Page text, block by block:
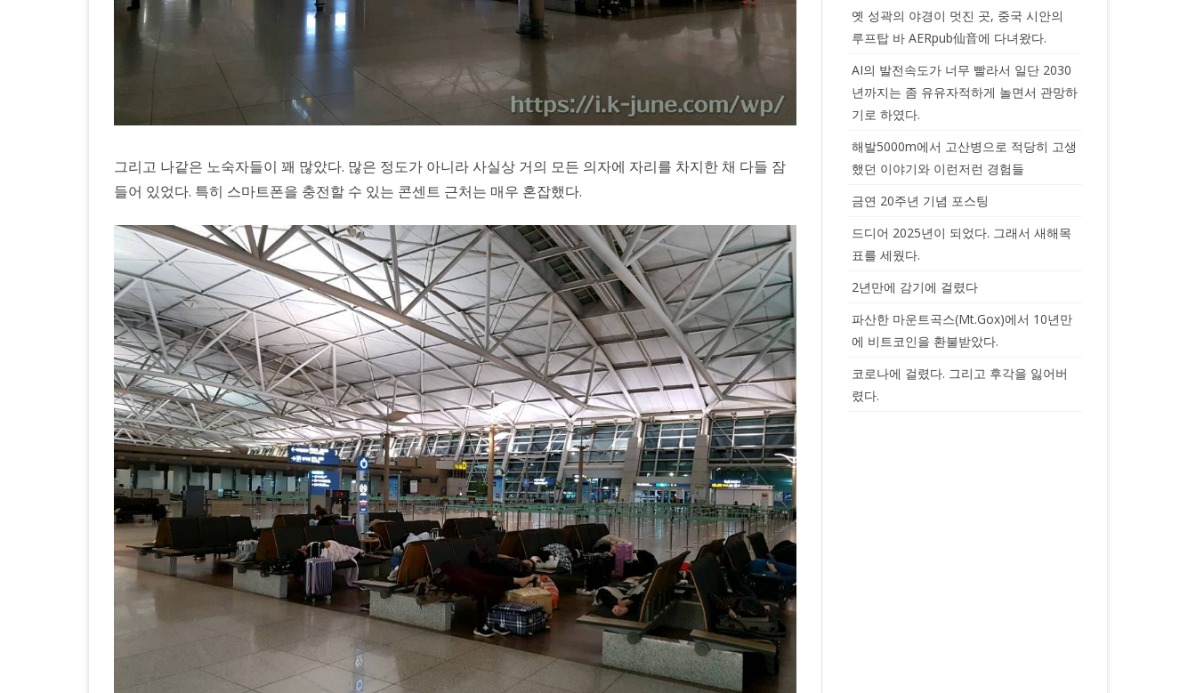
그리고 나같은 노숙자들이 꽤 많았다. 많은 정도가 아니라 사실상 거의 모든 의자에 자리를 차지한 채 다들 잠
들어 있었다. 특히 스마트폰을 충전할 수 있는 콘센트 근처는 매우 혼잡했다.
옛 성곽의 야경이 멋진 곳, 중국 시안의
루프탑 바 AERpub仙音에 다녀왔다.
AI의 발전속도가 너무 빨라서 일단 2030
년까지는 좀 유유자적하게 놀면서 관망하
기로 하였다.
해발5000m에서 고산병으로 적당히 고생
했던 이야기와 이런저런 경험들
금연 20주년 기념 포스팅
드디어 2025년이 되었다. 그래서 새해목
표를 세웠다.
2년만에 감기에 걸렸다
파산한 마운트곡스(Mt.Gox)에서 10년만
에 비트코인을 환불받았다.
코로나에 걸렸다. 그리고 후각을 잃어버
렸다.